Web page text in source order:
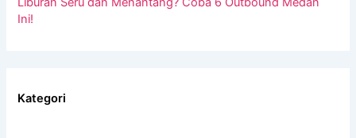
Ini!
Kategori